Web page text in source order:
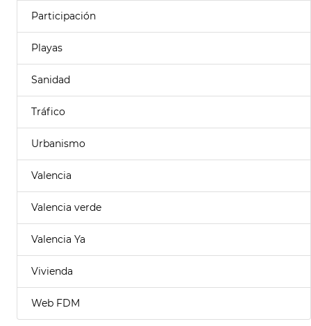
Participación
Playas
Sanidad
Tráfico
Urbanismo
Valencia
Valencia verde
Valencia Ya
Vivienda
Web FDM